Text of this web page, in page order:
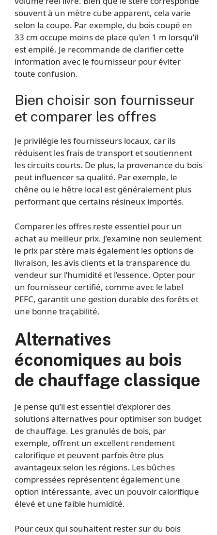
souvent à un mètre cube apparent, cela varie
selon la coupe. Par exemple, du bois coupé en
33 cm occupe moins de place qu’en 1 m lorsqu’il
est empilé. Je recommande de clarifier cette
information avec le fournisseur pour éviter
toute confusion.
Bien choisir son fournisseur
et comparer les offres
Je privilégie les fournisseurs locaux, car ils
réduisent les frais de transport et soutiennent
les circuits courts. De plus, la provenance du bois
peut influencer sa qualité. Par exemple, le
chêne ou le hêtre local est généralement plus
performant que certains résineux importés.
Comparer les offres reste essentiel pour un
achat au meilleur prix. J’examine non seulement
le prix par stère mais également les options de
livraison, les avis clients et la transparence du
vendeur sur l’humidité et l’essence. Opter pour
un fournisseur certifié, comme avec le label
PEFC, garantit une gestion durable des forêts et
une bonne traçabilité.
Alternatives
économiques au bois
de chauffage classique
Je pense qu’il est essentiel d’explorer des
solutions alternatives pour optimiser son budget
de chauffage. Les granulés de bois, par
exemple, offrent un excellent rendement
calorifique et peuvent parfois être plus
avantageux selon les régions. Les bûches
compressées représentent également une
option intéressante, avec un pouvoir calorifique
élevé et une faible humidité.
Pour ceux qui souhaitent rester sur du bois